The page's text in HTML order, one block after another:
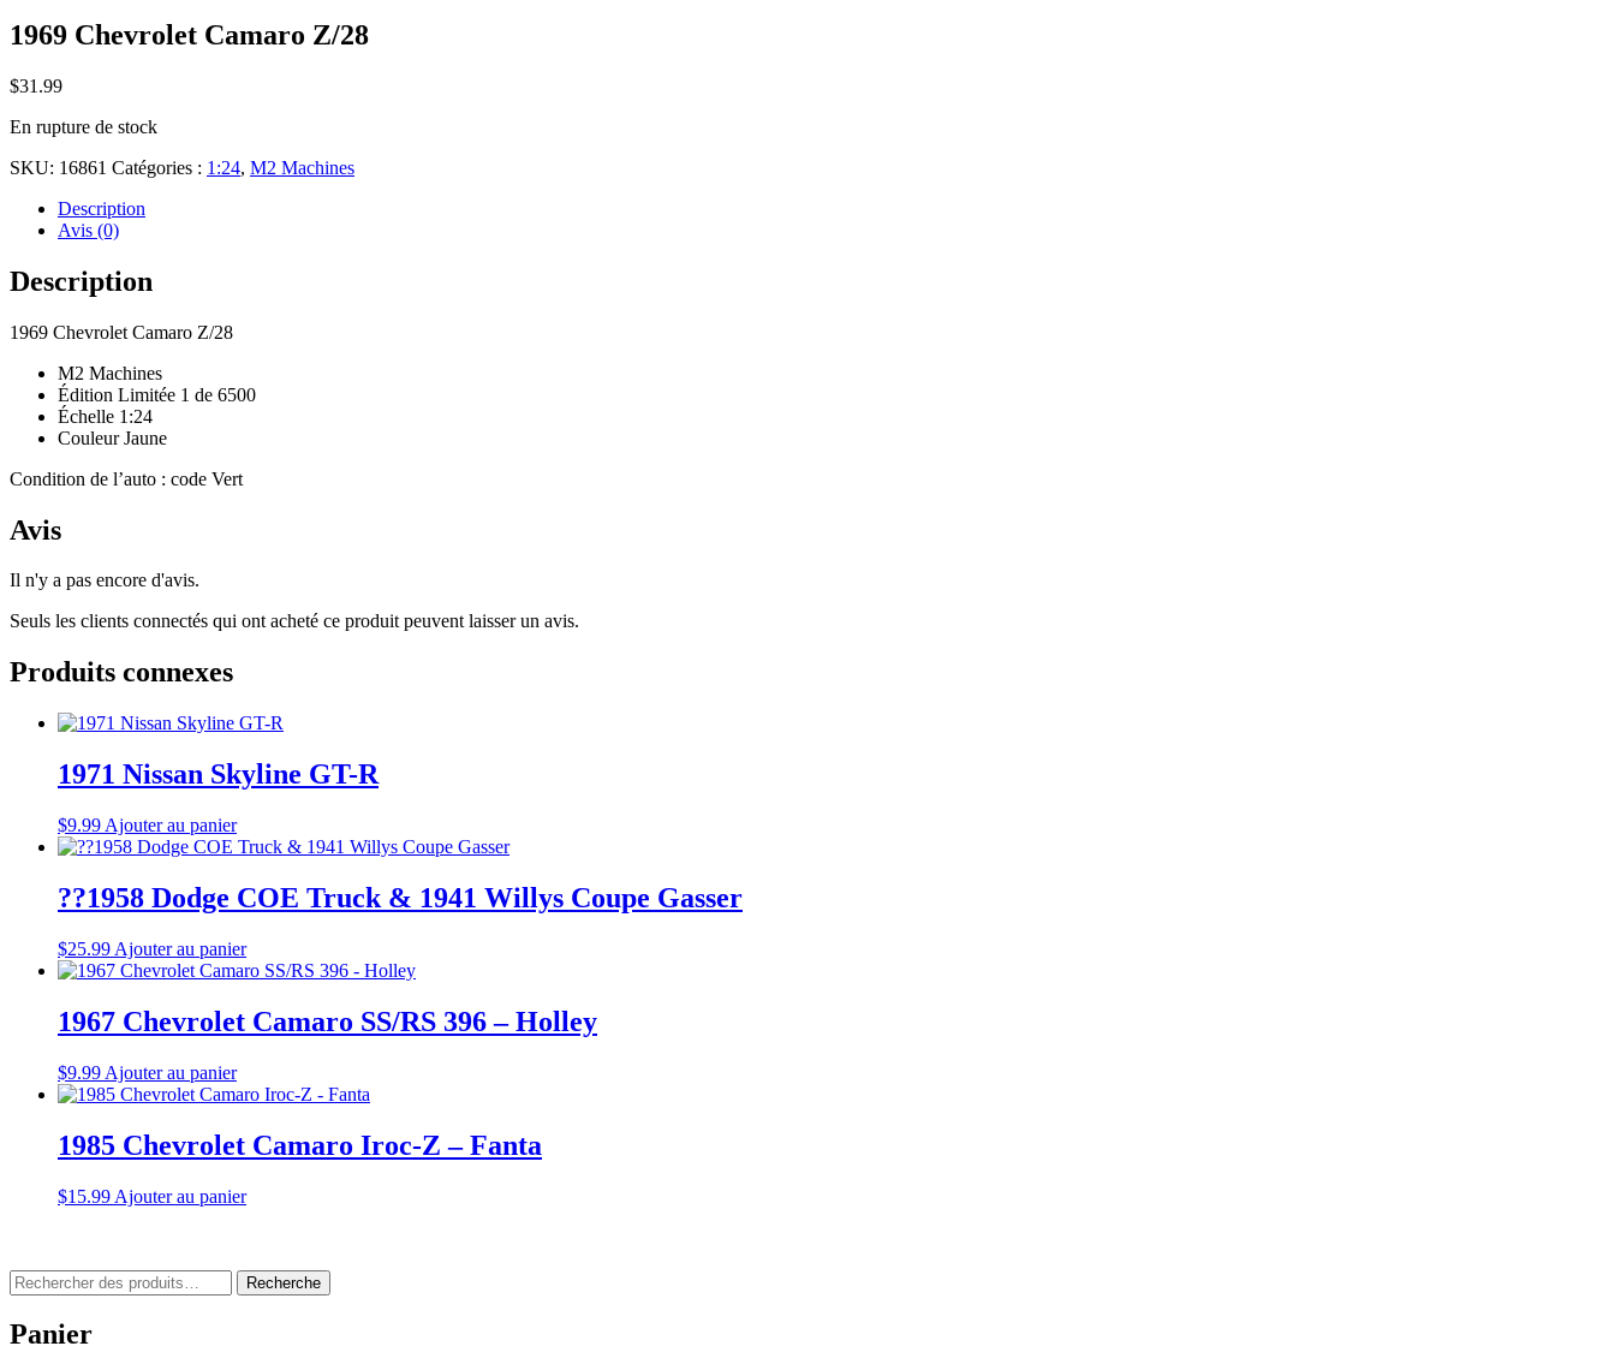
1969 Chevrolet Camaro Z/28
$31.99
En rupture de stock
SKU: 16861 Catégories : 1:24, M2 Machines
Description
Avis (0)
Description
1969 Chevrolet Camaro Z/28
M2 Machines
Édition Limitée 1 de 6500
Échelle 1:24
Couleur Jaune
Condition de l’auto : code Vert
Avis
Il n'y a pas encore d'avis.
Seuls les clients connectés qui ont acheté ce produit peuvent laisser un avis.
Produits connexes
1971 Nissan Skyline GT-R
$9.99 Ajouter au panier
??1958 Dodge COE Truck & 1941 Willys Coupe Gasser
$25.99 Ajouter au panier
1967 Chevrolet Camaro SS/RS 396 – Holley
$9.99 Ajouter au panier
1985 Chevrolet Camaro Iroc-Z – Fanta
$15.99 Ajouter au panier
Rechercher
:
Recherche
Panier